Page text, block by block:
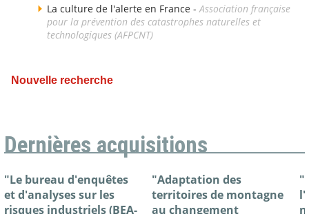
La culture de l'alerte en France - Association française
pour la prévention des catastrophes naturelles et
technologiques (AFPCNT)
Nouvelle recherche
Dernières acquisitions
"Le bureau d'enquêtes
et d'analyses sur les
risques industriels (BEA-
"Adaptation des
territoires de montagne
au changement